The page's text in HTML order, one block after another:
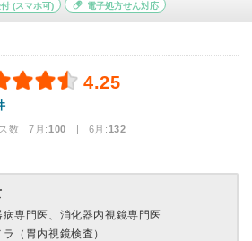
(スマホ可) 電子処方せん対応
4.25
数 7月:100 | 6月:132
病専門医、消化器内視鏡専門医
ラ（胃内視鏡検査）